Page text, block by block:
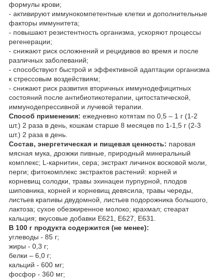
формулы крови;
- активируют иммунокомпетентные клетки и дополнительные
факторы иммунитета;
- повышают резистентность организма, ускоряют процессы
регенерации;
- снижают риск осложнений и рецидивов во время и после
различных заболеваний;
- способствуют быстрой и эффективной адаптации организма
к стрессовым воздействиям;
- снижают риск развития вторичных иммунодефицитных
состояний после антибиотикотерапии, цитостатической,
иммунодепрессивной и лучевой терапии.
Способ применения: ежедневно котятам по 0,5 – 1 г (1-2
шт.) 2 раза в день, кошкам старше 8 месяцев по 1-1,5 г (2-3
шт.) 2 раза в день.
Состав, энергетическая и пищевая ценность: паровая
мясная мука, дрожжи пивные, природный минеральный
комплекс; L-карнитин, сера; экстракт личинок восковой моли,
перги; фитокомплекс экстрактов растений: корней и
корневищ солодки, травы эхинацеи пурпурной, плодов
шиповника, корней и корневищ девясила, травы череды,
листьев крапивы двудомной, листьев подорожника большого,
лактоза; сухое обезжиренное молоко; крахмал; стеарат
кальция; вкусовые добавки Е621, Е627, Е631.
В 100 г продукта содержится (не менее):
углеводы - 85 г;
жиры - 0,3 г;
белки – 6,0 г;
кальций - 600 мг;
фосфор - 360 мг;